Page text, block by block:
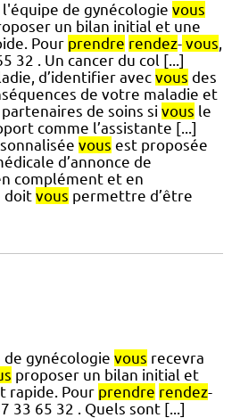
de gynécologie vous
un bilan initial et une
Pour prendre rendez- vous,
32 . Un cancer du col [...]
d’identifier avec vous des
de votre maladie et
de soins si vous le
comme l’assistante [...]
vous est proposée
d’annonce de
complément et en
doit vous permettre d’être
gynécologie vous recevra
proposer un bilan initial et
rapide. Pour prendre rendez-
33 65 32 . Quels sont [...]